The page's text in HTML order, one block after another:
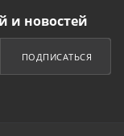
и новостей
ПОДПИСАТЬСЯ